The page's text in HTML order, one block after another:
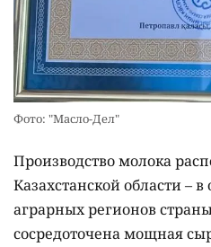
Фото: "Масло-Дел"
Производство молока
Казахстанской области –
аграрных регионов
сосредоточена мощная